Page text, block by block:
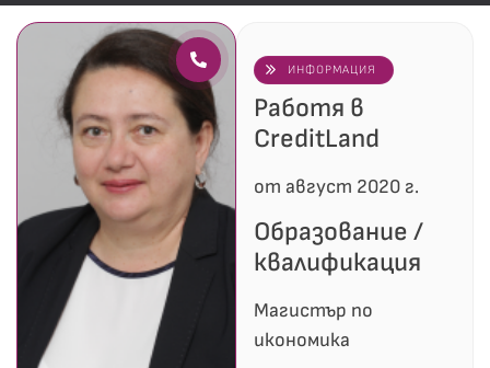
ИНФОРМАЦИЯ
Работя в
CreditLand
от август 2020 г.
Образование /
квалификация
Магистър по
икономика